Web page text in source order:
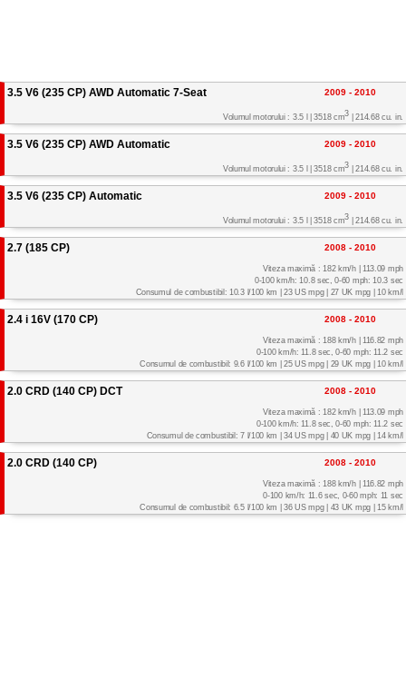
3.5 V6 (235 CP) AWD Automatic 7-Seat 2009 - 2010
Volumul motorului : 3.5 l | 3518 cm3 | 214.68 cu. in.
3.5 V6 (235 CP) AWD Automatic 2009 - 2010
Volumul motorului : 3.5 l | 3518 cm3 | 214.68 cu. in.
3.5 V6 (235 CP) Automatic 2009 - 2010
Volumul motorului : 3.5 l | 3518 cm3 | 214.68 cu. in.
2.7 (185 CP) 2008 - 2010
Viteza maximă : 182 km/h | 113.09 mph
0-100 km/h: 10.8 sec, 0-60 mph: 10.3 sec
Consumul de combustibil: 10.3 l/100 km | 23 US mpg | 27 UK mpg | 10 km/l
2.4 i 16V (170 CP) 2008 - 2010
Viteza maximă : 188 km/h | 116.82 mph
0-100 km/h: 11.8 sec, 0-60 mph: 11.2 sec
Consumul de combustibil: 9.6 l/100 km | 25 US mpg | 29 UK mpg | 10 km/l
2.0 CRD (140 CP) DCT 2008 - 2010
Viteza maximă : 182 km/h | 113.09 mph
0-100 km/h: 11.8 sec, 0-60 mph: 11.2 sec
Consumul de combustibil: 7 l/100 km | 34 US mpg | 40 UK mpg | 14 km/l
2.0 CRD (140 CP) 2008 - 2010
Viteza maximă : 188 km/h | 116.82 mph
0-100 km/h: 11.6 sec, 0-60 mph: 11 sec
Consumul de combustibil: 6.5 l/100 km | 36 US mpg | 43 UK mpg | 15 km/l